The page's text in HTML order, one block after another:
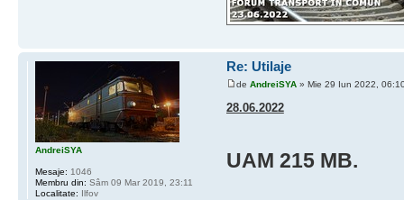
Re: Utilaje
de AndreiSYA» Mie 29 Iun 2022,
28.06.2022
UAM 215 MB.
AndreiSYA
Mesaje: 1046
Membru din: Sâm 09 Mar 2019, 23:11
Localitate: Ilfov